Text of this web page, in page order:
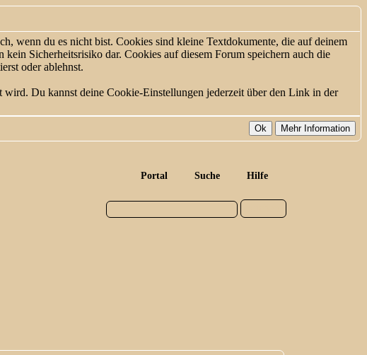
wenn du es nicht bist. Cookies sind kleine Textdokumente, die auf deinem
Sicherheitsrisiko dar. Cookies auf diesem Forum speichern auch die
oder ablehnst.
Du kannst deine Cookie-Einstellungen jederzeit über den Link in der
Portal Suche Hilfe